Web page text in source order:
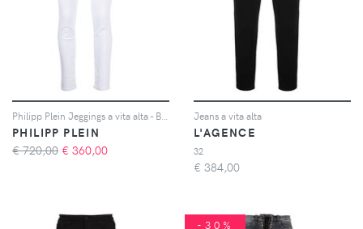
PHILIPP PLEIN
€ 720,00 € 360,00
Jeans a vita alta
L'AGENCE
32
€ 384,00
-30%